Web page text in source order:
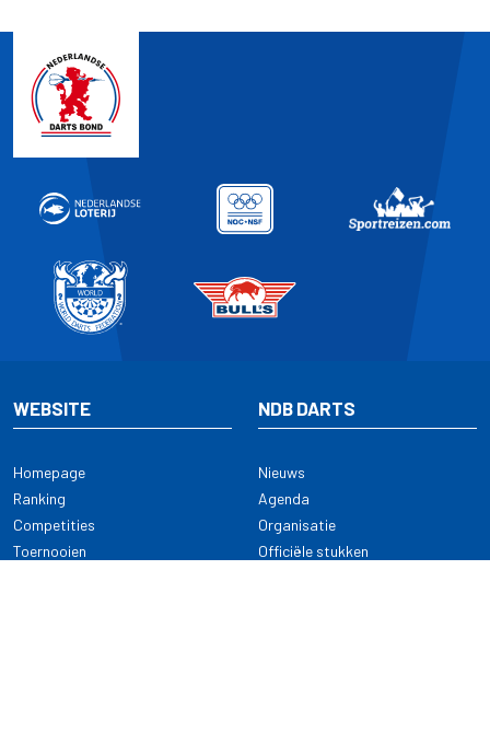
WEBSITE
Homepage
Ranking
Competities
Toernooien
NDB DARTS
Nieuws
Agenda
Organisatie
Officiële stukken